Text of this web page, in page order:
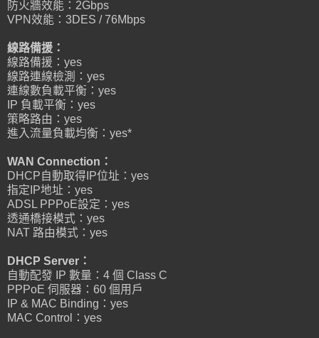
防火牆效能：2Gbps
VPN效能：3DES / 76Mbps
線路備援：
線路備援：yes
線路連線檢測：yes
連線數負載平衡：yes
IP 負載平衡：yes
策略路由：yes
進入流量負載均衡：yes*
WAN Connection：
DHCP自動取得IP位址：yes
指定IP地址：yes
ADSL PPPoE設定：yes
透通橋接模式：yes
NAT 路由模式：yes
DHCP Server：
自動配發 IP 數量：4 個 Class C
PPPoE 伺服器：60 個用戶
IP & MAC Binding：yes
MAC Control：yes